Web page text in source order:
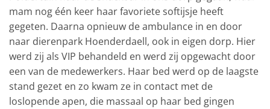
mam nog één keer haar favoriete softijsje heeft
gegeten. Daarna opnieuw de ambulance in en door
naar dierenpark Hoenderdaell, ook in eigen dorp. Hier
werd zij als VIP behandeld en werd zij opgewacht door
een van de medewerkers. Haar bed werd op de laagste
stand gezet en zo kwam ze in contact met de
loslopende apen, die massaal op haar bed gingen